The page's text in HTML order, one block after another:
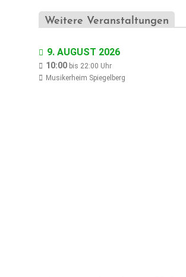
Weitere Veranstaltungen
9. AUGUST 2026
10:00 bis 22:00 Uhr
Musikerheim Spiegelberg